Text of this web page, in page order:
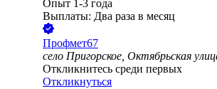
Опыт 1-3 года
Выплаты: Два раза в месяц
Профмет67
село Пригорское, Октябрьская
Откликнитесь среди первых
Откликнуться